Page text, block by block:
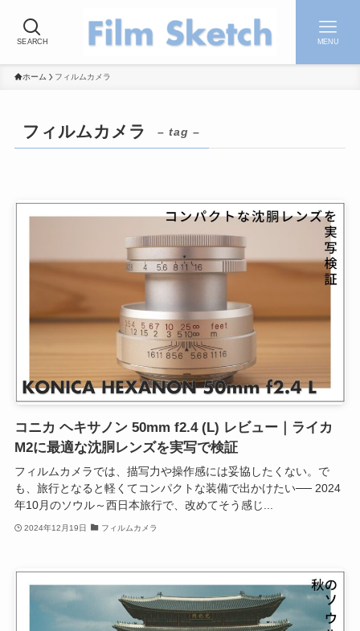
SEARCH MENU
ホーム フィルムカメラ
フィルムカメラ – tag –
コニカ ヘキサノン 50mm f2.4 (L) レビュー｜ライカ
M2に最適な沈胴レンズを実写で検証
フィルムカメラでは、描写力や操作感には妥協したくない。で
も、旅行となると軽くてコンパクトな装備で出かけたい── 2024
年10月のソウル～西日本旅行で、改めてそう感じ...
2024年12月19日 フィルムカメラ